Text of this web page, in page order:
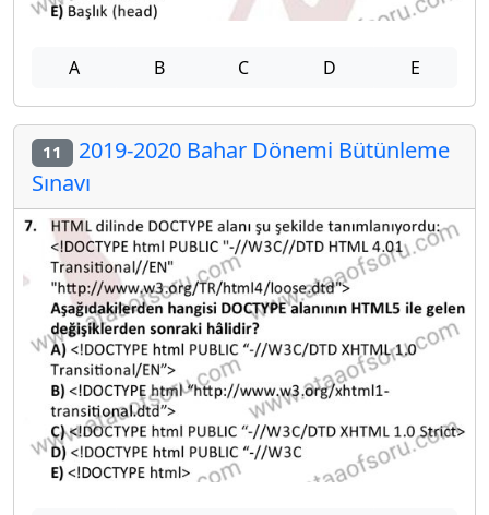
A B C D E
11 2019-2020 Bahar Dönemi Bütünleme
Sınavı